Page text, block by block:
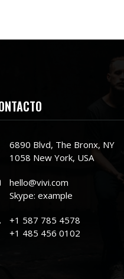
6890 Blvd, The Bronx, NY
1058 New York, USA
hello@vivi.com
Skype: example
+1 587 785 4578
+1 485 456 0102